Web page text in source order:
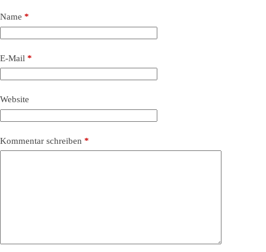
Name *
E-Mail *
Website
Kommentar schreiben *